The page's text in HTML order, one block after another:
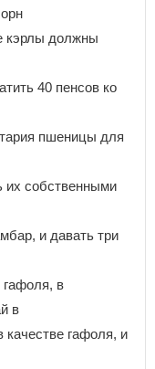
кэрлы должны
40 пенсов ко
пшеницы для
их собственными
и давать три
гафоля, в
в
гафоля, и